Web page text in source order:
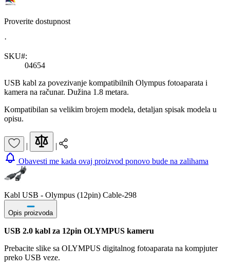
Proverite dostupnost
·
SKU#:
04654
USB kabl za povezivanje kompatibilnih Olympus fotoaparata i
kamera na računar. Dužina 1.8 metara.
Kompatibilan sa velikim brojem modela, detaljan spisak modela u
opisu.
|
|
Obavesti me kada ovaj proizvod ponovo bude na zalihama
Kabl USB - Olympus (12pin) Cable-298
Opis proizvoda
USB 2.0 kabl za 12pin OLYMPUS kameru
Prebacite slike sa OLYMPUS digitalnog fotoaparata na kompjuter
preko USB veze.